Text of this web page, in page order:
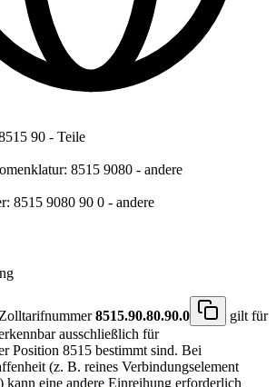
90 - Teile
: 8515 9080 - andere
: 8515 9080 90 0 - andere
8515.90.80.90.0
gilt für
ausschließlich für
Position 8515 bestimmt sind. Bei
(z. B. reines Verbindungselement
eine andere Einreihung erforderlich